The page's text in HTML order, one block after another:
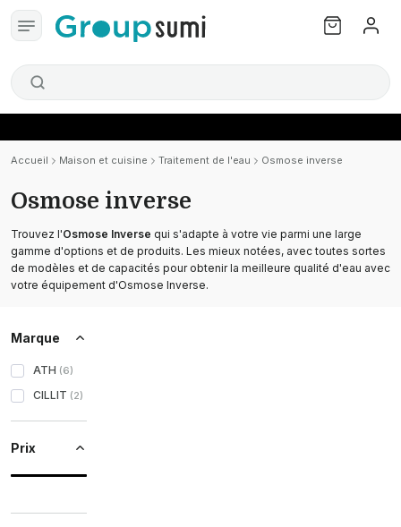
Accueil Maison et cuisine Traitement de l'eau Osmose inverse
Osmose inverse
Trouvez l'Osmose Inverse qui s'adapte à votre vie parmi une large
gamme d'options et de produits. Les mieux notées, avec toutes sortes
de modèles et de capacités pour obtenir la meilleure qualité d'eau avec
votre équipement d'Osmose Inverse.
Marque
ATH (6)
CILLIT (2)
Prix